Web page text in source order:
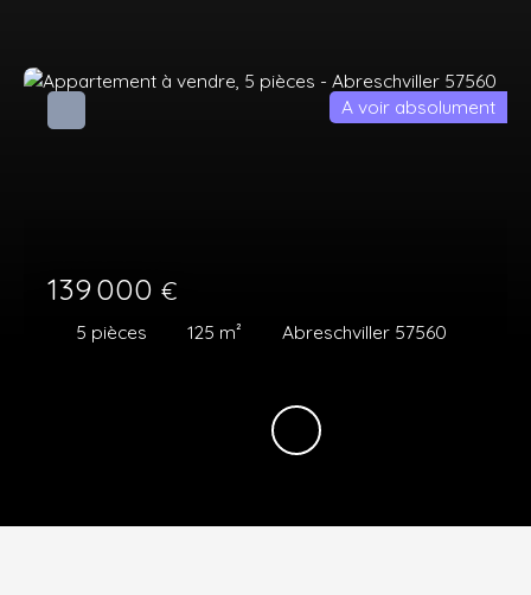
139 000 €
5 pièces 125 m² Abreschviller 57560
A voir absolument